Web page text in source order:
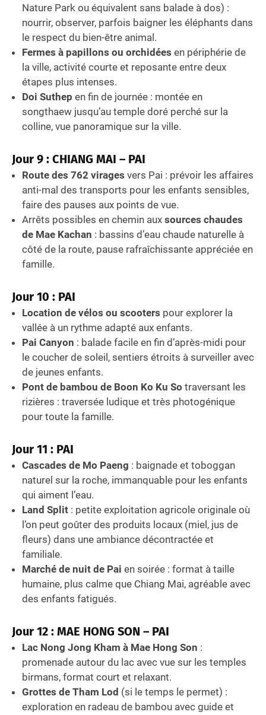
Nature Park ou équivalent sans balade à dos) :
nourrir, observer, parfois baigner les éléphants dans
le respect du bien-être animal.
Fermes à papillons ou orchidées en périphérie de
la ville, activité courte et reposante entre deux
étapes plus intenses.
Doi Suthep en fin de journée : montée en
songthaew jusqu’au temple doré perché sur la
colline, vue panoramique sur la ville.
Jour 9 : CHIANG MAI – PAI
Route des 762 virages vers Pai : prévoir les affaires
anti-mal des transports pour les enfants sensibles,
faire des pauses aux points de vue.
Arrêts possibles en chemin aux sources chaudes
de Mae Kachan : bassins d’eau chaude naturelle à
côté de la route, pause rafraîchissante appréciée en
famille.
Jour 10 : PAI
Location de vélos ou scooters pour explorer la
vallée à un rythme adapté aux enfants.
Pai Canyon : balade facile en fin d’après-midi pour
le coucher de soleil, sentiers étroits à surveiller avec
de jeunes enfants.
Pont de bambou de Boon Ko Ku So traversant les
rizières : traversée ludique et très photogénique
pour toute la famille.
Jour 11 : PAI
Cascades de Mo Paeng : baignade et toboggan
naturel sur la roche, immanquable pour les enfants
qui aiment l’eau.
Land Split : petite exploitation agricole originale où
l’on peut goûter des produits locaux (miel, jus de
fleurs) dans une ambiance décontractée et
familiale.
Marché de nuit de Pai en soirée : format à taille
humaine, plus calme que Chiang Mai, agréable avec
des enfants fatigués.
Jour 12 : MAE HONG SON – PAI
Lac Nong Jong Kham à Mae Hong Son :
promenade autour du lac avec vue sur les temples
birmans, format court et relaxant.
Grottes de Tham Lod (si le temps le permet) :
exploration en radeau de bambou avec guide et